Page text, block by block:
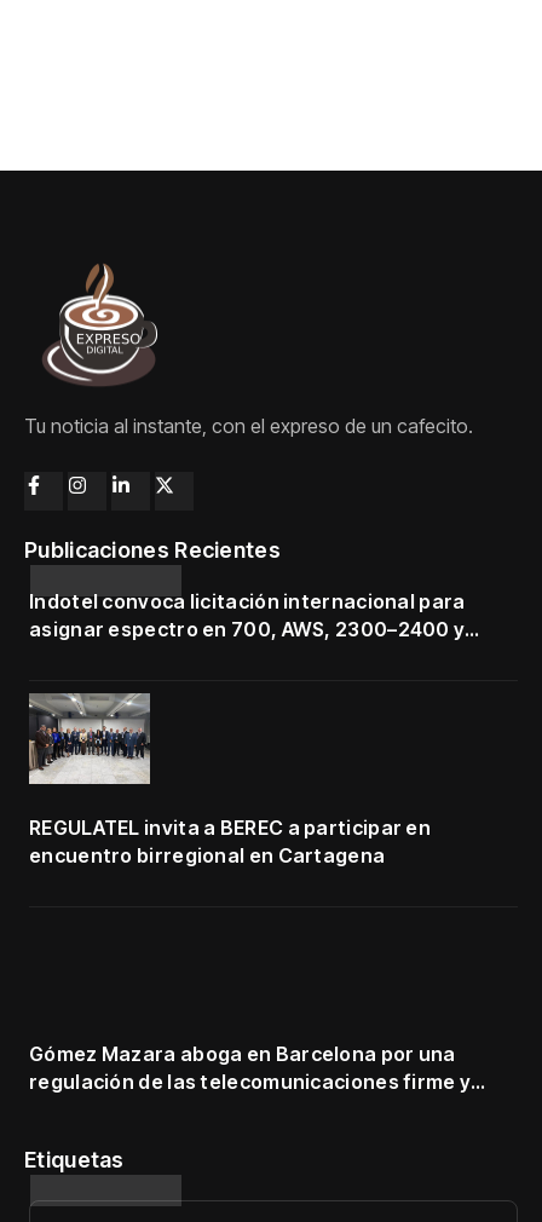
Tu noticia al instante, con el expreso de un cafecito.
Publicaciones Recientes
Indotel convoca licitación internacional para
asignar espectro en 700, AWS, 2300–2400 y
REGULATEL invita a BEREC a participar en
encuentro birregional en Cartagena
Gómez Mazara aboga en Barcelona por una
regulación de las telecomunicaciones firme y
Etiquetas